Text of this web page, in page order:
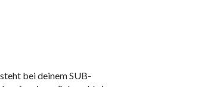
bei deinem SUB-